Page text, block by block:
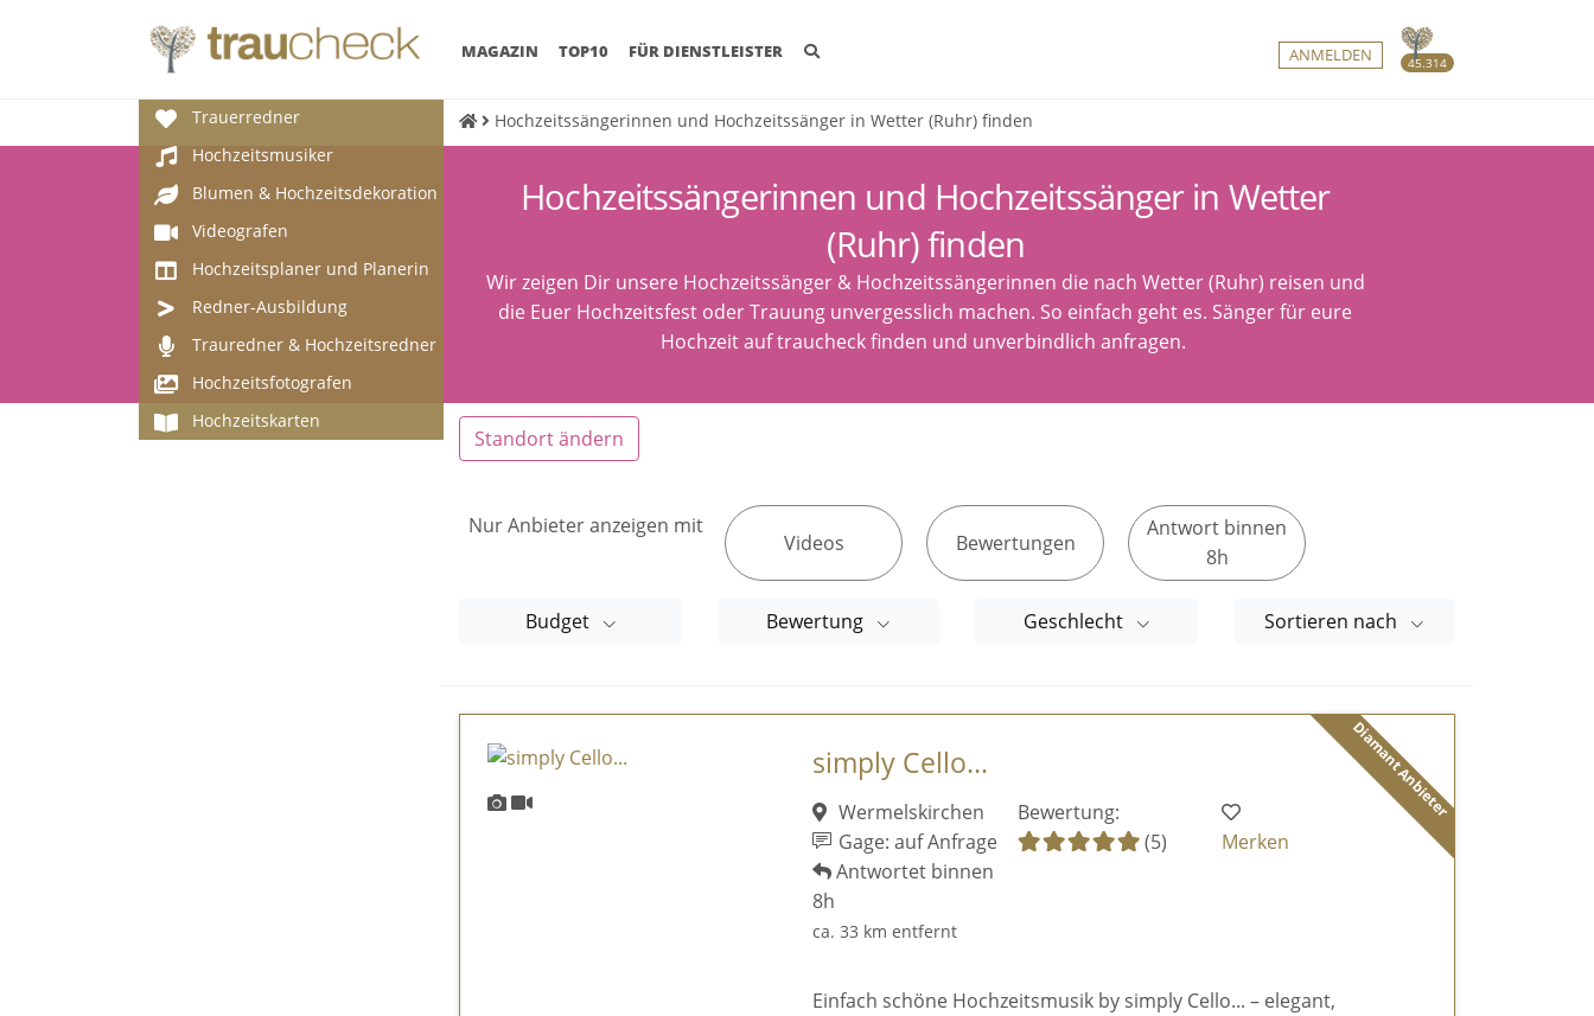
45.314
MAGAZIN (CURRENT)
TOP10 FÜR DIENSTLEISTER ANMELDEN
Trauerredner
Hochzeitsmusiker
Blumen & Hochzeitsdekoration
Videografen
Hochzeitsplaner und Planerin
Redner-Ausbildung
Trauredner & Hochzeitsredner
Hochzeitsfotografen
Hochzeitskarten
Hochzeitssängerinnen und Hochzeitssänger in Wetter (Ruhr) finden
Hochzeitssängerinnen und Hochzeitssänger in Wetter
(Ruhr) finden
Wir zeigen Dir unsere Hochzeitssänger & Hochzeitssängerinnen die nach Wetter (Ruhr) reisen und
die Euer Hochzeitsfest oder Trauung unvergesslich machen. So einfach geht es. Sänger für eure
Hochzeit auf traucheck finden und unverbindlich anfragen.
Standort ändern
Nur Anbieter anzeigen mit
Videos Bewertungen
Antwort binnen
8h
Budget Bewertung Geschlecht Sortieren nach
Diamant Anbieter
simply Cello...
Wermelskirchen
Gage: auf Anfrage
Antwortet binnen
8h
ca. 33 km entfernt
Bewertung:
(5)
Merken
Einfach schöne Hochzeitsmusik by simply Cello... – elegant,